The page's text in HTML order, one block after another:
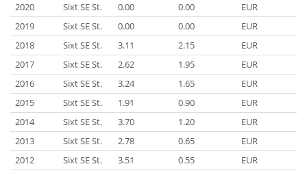
2020
Sixt SE St. 0.00 0.00
EUR
2019
Sixt SE St. 0.00 0.00
EUR
2018
Sixt SE St. 3.11 2.15
EUR
2017
Sixt SE St. 2.62 1.95
EUR
2016
Sixt SE St. 3.24 1.65
EUR
2015
Sixt SE St. 1.91 0.90
EUR
2014
Sixt SE St. 3.70 1.20
EUR
2013
Sixt SE St. 2.78 0.65
EUR
2012
Sixt SE St. 3.51 0.55
EUR